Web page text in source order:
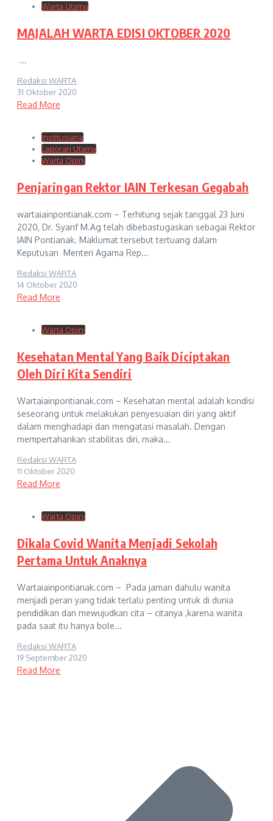
Warta Utama
MAJALAH WARTA EDISI OKTOBER 2020
...
Redaksi WARTA
31 Oktober 2020
Read More
Institusiana
Laporan Utama
Warta Opini
Penjaringan Rektor IAIN Terkesan Gegabah
wartaiainpontianak.com – Terhitung sejak tanggal 23 Juni
2020, Dr. Syarif M.Ag telah dibebastugaskan sebagai Rektor
IAIN Pontianak. Maklumat tersebut tertuang dalam
Keputusan Menteri Agama Rep...
Redaksi WARTA
14 Oktober 2020
Read More
Warta Opini
Kesehatan Mental Yang Baik Diciptakan
Oleh Diri Kita Sendiri
Wartaiainpontianak.com – Kesehatan mental adalah kondisi
seseorang untuk melakukan penyesuaian diri yang aktif
dalam menghadapi dan mengatasi masalah. Dengan
mempertahankan stabilitas diri, maka...
Redaksi WARTA
11 Oktober 2020
Read More
Warta Opini
Dikala Covid Wanita Menjadi Sekolah
Pertama Untuk Anaknya
Wartaiainpontianak.com – Pada jaman dahulu wanita
menjadi peran yang tidak terlalu penting untuk di dunia
pendidikan dan mewujudkan cita – citanya ,karena wanita
pada saat itu hanya bole...
Redaksi WARTA
19 September 2020
Read More